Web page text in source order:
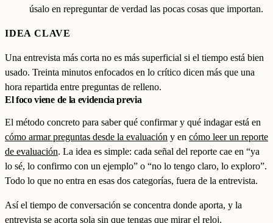
úsalo en repreguntar de verdad las pocas cosas que importan.
IDEA CLAVE
Una entrevista más corta no es más superficial si el tiempo está bien
usado. Treinta minutos enfocados en lo crítico dicen más que una
hora repartida entre preguntas de relleno.
El foco viene de la evidencia previa
El método concreto para saber qué confirmar y qué indagar está en
cómo armar preguntas desde la evaluación y en cómo leer un reporte
de evaluación. La idea es simple: cada señal del reporte cae en “ya
lo sé, lo confirmo con un ejemplo” o “no lo tengo claro, lo exploro”.
Todo lo que no entra en esas dos categorías, fuera de la entrevista.
Así el tiempo de conversación se concentra donde aporta, y la
entrevista se acorta sola sin que tengas que mirar el reloj.